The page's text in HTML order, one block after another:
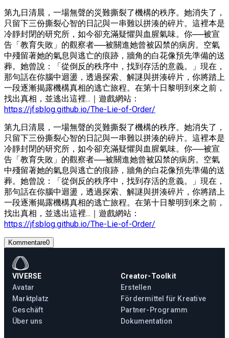
第九日清晨，一場無聲的災難撕裂了機構的秩序。她消失了，
只留下三份撕裂心智的日記與一串難以拼湊的碎片。這裡本是
冷靜封閉的研究所，如今卻充滿疑懼與血腥氣味。你──被宣
告「教育失敗」的觀察者──被關進她曾被囚禁的病房。空氣
中殘留著她的氣息與逃亡的痕跡，牆角的白花像預先準備的送
葬。她曾說：「從倒反的秩序中，找到存活的意義。」現在，
那句話在你腦中迴盪，透過探索、解謎與拼湊碎片，你將踏上
一段逐漸揭露機構真相的逃亡旅程。在第十日黎明到來之前，
找出真相，並逃出這裡...｜遊戲網站：
https://jfsblog.github.io/The-Lie-of-Order/
第九日清晨，一場無聲的災難撕裂了機構的秩序。她消失了，
只留下三份撕裂心智的日記與一串難以拼湊的碎片。這裡本是
冷靜封閉的研究所，如今卻充滿疑懼與血腥氣味。你──被宣
告「教育失敗」的觀察者──被關進她曾被囚禁的病房。空氣
中殘留著她的氣息與逃亡的痕跡，牆角的白花像預先準備的送
葬。她曾說：「從倒反的秩序中，找到存活的意義。」現在，
那句話在你腦中迴盪，透過探索、解謎與拼湊碎片，你將踏上
一段逐漸揭露機構真相的逃亡旅程。在第十日黎明到來之前，
找出真相，並逃出這裡...｜遊戲網站：
https://jfsblog.github.io/The-Lie-of-Order/
Kommentare0
VIVERSE
Avatar
Marktplatz
Geschäft
Über uns
Creator-Toolkit
Erstellen
Fördermittel für Kreative
Partner-Programm
Dokumentation